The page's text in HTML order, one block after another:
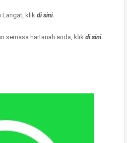
Langat, klik di sini.
semasa hartanah anda, klik di sini.